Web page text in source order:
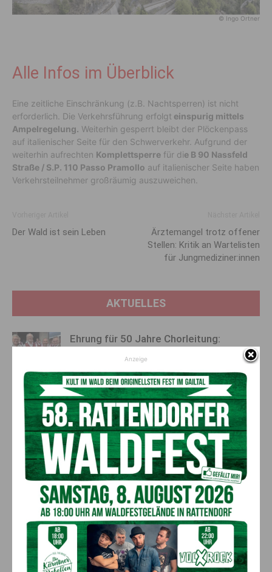
© Ingo Ortner
Alle Infos im Überblick
Eine zeitliche Einschränkung (z.B. Nachtsperren) ist nicht
erforderlich. Die Verkehrsführung erfolgt einspurig mittels
Ampelregelung. Weiterhin gesperrt bleibt der Plöckenpass
auf italienischer Seite für den Schwerverkehr. Aufgrund der
weiterhin aufrechten Komplettsperre für die B 90 Nassfeld
Straße / S.P. 110 Passo Pramollo auf italienischer Seite haben
Verkehrsteilnehmer großräumig auszuweichen.
Der Wald ist sein Leben
Ärztemangel trotz offener
Stellen: Kritik an Wartelisten
für Jungmediziner:innen
AKTUELLES
Ehrung für 50 Jahre Chorleitung:
Aktuell 8. August 2026
„Paolo Santonino“ wird heute gespielt –
abgesagte Premiere von gestern Abend
wird morgen nachgeholt
Aktuell 8. August 2026
„Sein Charakter bleibt unersetzbar“ –
Fußballverein nimmt Abschied
Aktuell 7. August 2026
Anzeige
Anzeige